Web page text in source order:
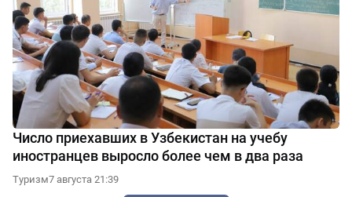
Число приехавших в Узбекистан на учебу
иностранцев выросло более чем в два раза
Туризм7 августа 21:39